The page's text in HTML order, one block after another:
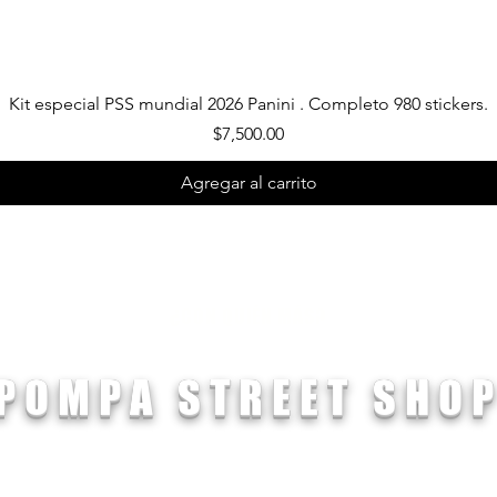
Vista rápida
Kit especial PSS mundial 2026 Panini . Completo 980 stickers.
Precio
$7,500.00
Agregar al carrito
STREET SHOP